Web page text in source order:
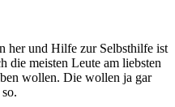
her und Hilfe zur Selbsthilfe ist
die meisten Leute am liebsten
wollen. Die wollen ja gar